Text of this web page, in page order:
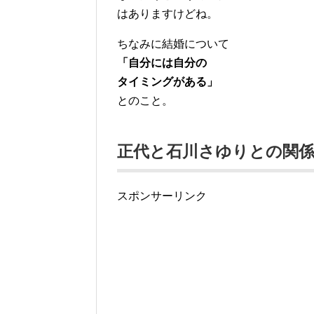
はありますけどね。
ちなみに結婚について
「自分には自分の
タイミングがある」
とのこと。
正代と石川さゆりとの関
スポンサーリンク